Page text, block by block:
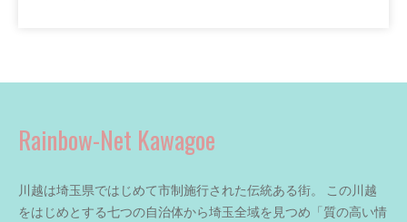
Rainbow-Net Kawagoe
川越は埼玉県ではじめて市制施行された伝統ある街。 この川越
をはじめとする七つの自治体から埼玉全域を見つめ「質の高い情